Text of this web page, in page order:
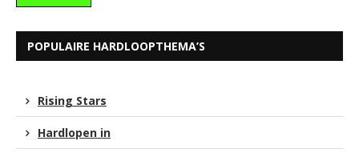
POPULAIRE HARDLOOPTHEMA’S
Rising Stars
Hardlopen in